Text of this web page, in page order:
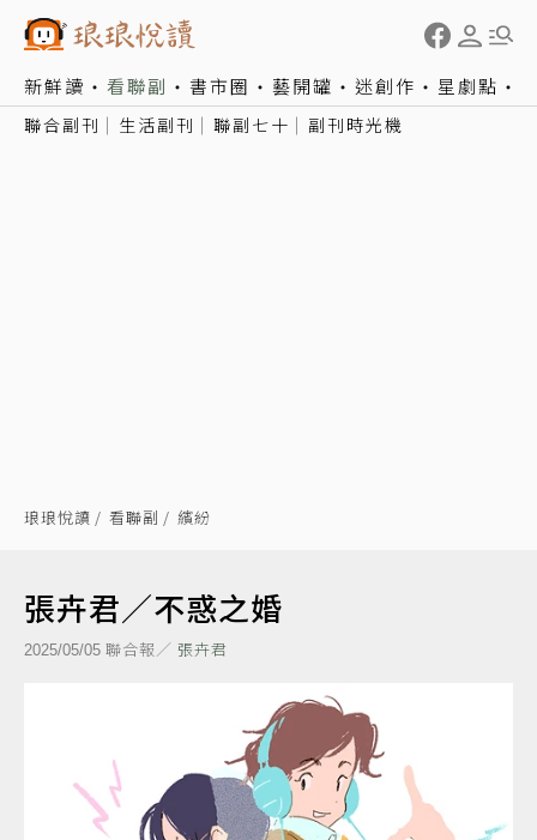
新鮮讀 看聯副 書市圈 藝開罐 迷創作 星劇點
聯合副刊 生活副刊 聯副七十 副刊時光機
琅琅悅讀 看聯副 繽紛
張卉君／不惑之婚
2025/05/05 聯合報／ 張卉君